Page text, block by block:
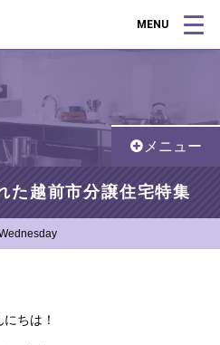
MENU
メニュー
た越前市分譲住宅特集
にちは！